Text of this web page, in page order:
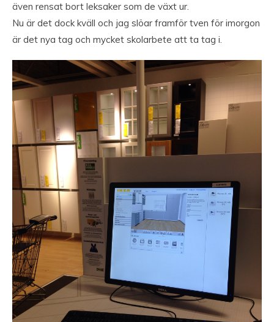
även rensat bort leksaker som de växt ur.
Nu är det dock kväll och jag slöar framför tven för imorgon
är det nya tag och mycket skolarbete att ta tag i.